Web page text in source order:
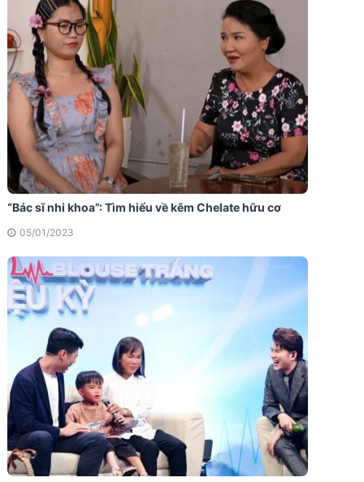
“Bác sĩ nhi khoa”: Tìm hiểu về kẽm Chelate hữu cơ
05/01/2023